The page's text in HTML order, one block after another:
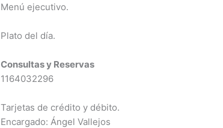
Menú ejecutivo.
Plato del día.
Consultas y Reservas
1164032296
Tarjetas de crédito y débito.
Encargado: Ángel Vallejos